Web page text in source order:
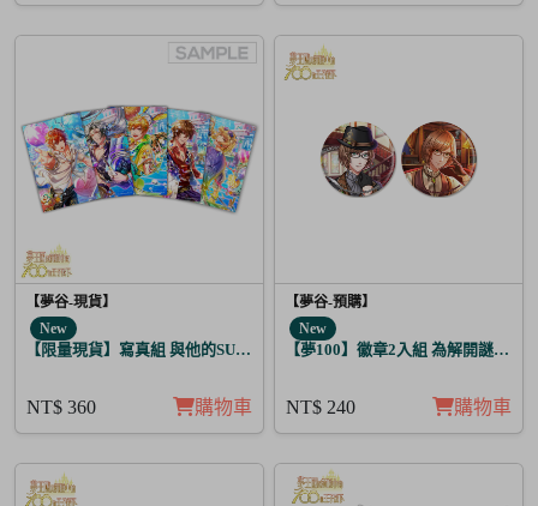
【夢谷-現貨】
New
【限量現貨】寫真組 與他的SUGAR&BITTER 太陽覺醒 5入
NT$ 360 購物車
【夢谷-預購】
New
【夢100】徽章2入組 為解開謎題的
NT$ 240 購物車